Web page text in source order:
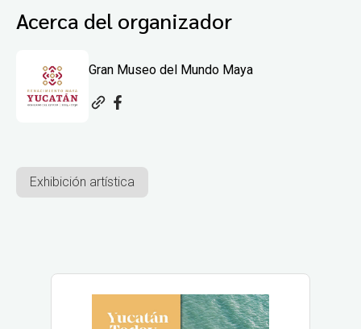
Acerca del organizador
Gran Museo del Mundo Maya
Exhibición artística